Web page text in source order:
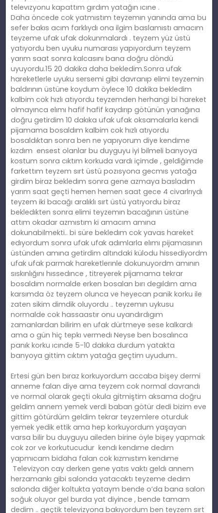
televızyonu kapattım gırdım yatağın ıcıne .
Daha öncede cok yatmıstım teyzemın yanında ama bu
sefer bakıs acım farklıydı ona ilgim baslamıstı amacım
teyzeme ufak ufak dokunmalardı . teyzem yüz üstü
yatıyordu ben uyuku numarası yapıyordum teyzem
yarım saat sonra kalcasını bana doğru döndü
uyuyordu.15 20 dakika daha bekledim.Sonra ufak
hareketlerle uyuku sersemi gibi davranıp elimi teyzemin
baldırının üstüne koydum öylece 10 dakika bekledim
kalbim cok hızlı atıyordu teyzemden herhangi bi hareket
olmayınca elımı hafif hafif kaydırıp götünün yanağına
doğru getirdim 10 dakıka ufak ufak oksamalarla kendi
pijamama bosaldım kalbim cok hızlı atıyordu
bosaldıktan sonra ben ne yapıyorum diye kendıme
kızdım ensest olanlar bu duyguyu iyi bilmeli banyoya
kostum sonra cıktım korkuda vardı içimde , geldiğimde
farkettım teyzem sırt üstü pozısyona gecmıs yatağa
girdim biraz bekledım sonra gene azmaya basladım
yarım saat geçti hemen hemen saat gece 4 civarlrıydı
teyzem iki bacağı aralıklı sırt üstü yatıyordu biraz
bekledıkten sonra elimi teyzemın bacağının üstüne
attım okadar azmıstım ki amacım amına
dokunabilmekti.. bi süre bekledım cok yavas hareket
edıyordum sonra ufak ufak adımlarla elımı pijamasının
üstünden amına getirdim altındaki külodu hissediyordm
ufak ufak parmak hareketlerınle dokunuyordm amının
sıskınlığını hıssedınce , titreyerek pijamama tekrar
bosaldım normalde erken bosalan bırı degıldım ama
karsımda öz teyzem olunca ve heyecan panik korku ile
zaten sikim dimdik oluyordu .. teyzemın uykusu
normalde cok hassaastır onu uyandırdıgım
zamanlardan bilirim en ufak dürtmeye sese kalkardı
ama o gün hiç tepkı vermedı Neyse ben bosalınca
panık korku ıcınde 5-10 dakıka durdum yatakta
banyoya gittim cıktım yatağa geçtim uyudum..
Ertesi gün ben bıraz korkuyordum accaba bişey dermi
anneme falan diye ama teyzem cok normal davrandı
ve normal olarak geçti okula gitmiştim aksama doğru
geldim annem yemek verdi baban götür dedi bizim eve
gittim götürdüm geldim tekrar teyzemlere oturduk
yemek yedik ettik ama hep korkuyordum yaşayan
varsa bilir bu duyguyu aileden birine öyle bişey yapmak
cok zor ve korkutucudur kendı kendıme dedım
yapmıcam bidaha falan cok kızmıstım kendıme
Televizyon cay derken gene yatıs vaktı geldı annem
herzamankı gibi salonda yatacaktı teyzeme dedım
salonda diğer koltukta yataym bende o’da bana salon
soğuk oluyor gel burda yat diyince , bende tamam
dedim .. geçtik televizyona bakıyordum ben teyzem sırt